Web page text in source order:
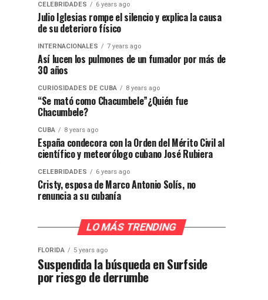
CELEBRIDADES 6 years ago
Julio Iglesias rompe el silencio y explica la causa
de su deterioro físico
INTERNACIONALES 7 years ago
Así lucen los pulmones de un fumador por más de
30 años
CURIOSIDADES DE CUBA 8 years ago
“Se mató como Chacumbele”¿Quién fue
Chacumbele?
CUBA 8 years ago
España condecora con la Orden del Mérito Civil al
científico y meteorólogo cubano José Rubiera
CELEBRIDADES 6 years ago
Cristy, esposa de Marco Antonio Solís, no
renuncia a su cubanía
LO MÁS TRENDING
FLORIDA 5 years ago
Suspendida la búsqueda en Surfside
por riesgo de derrumbe